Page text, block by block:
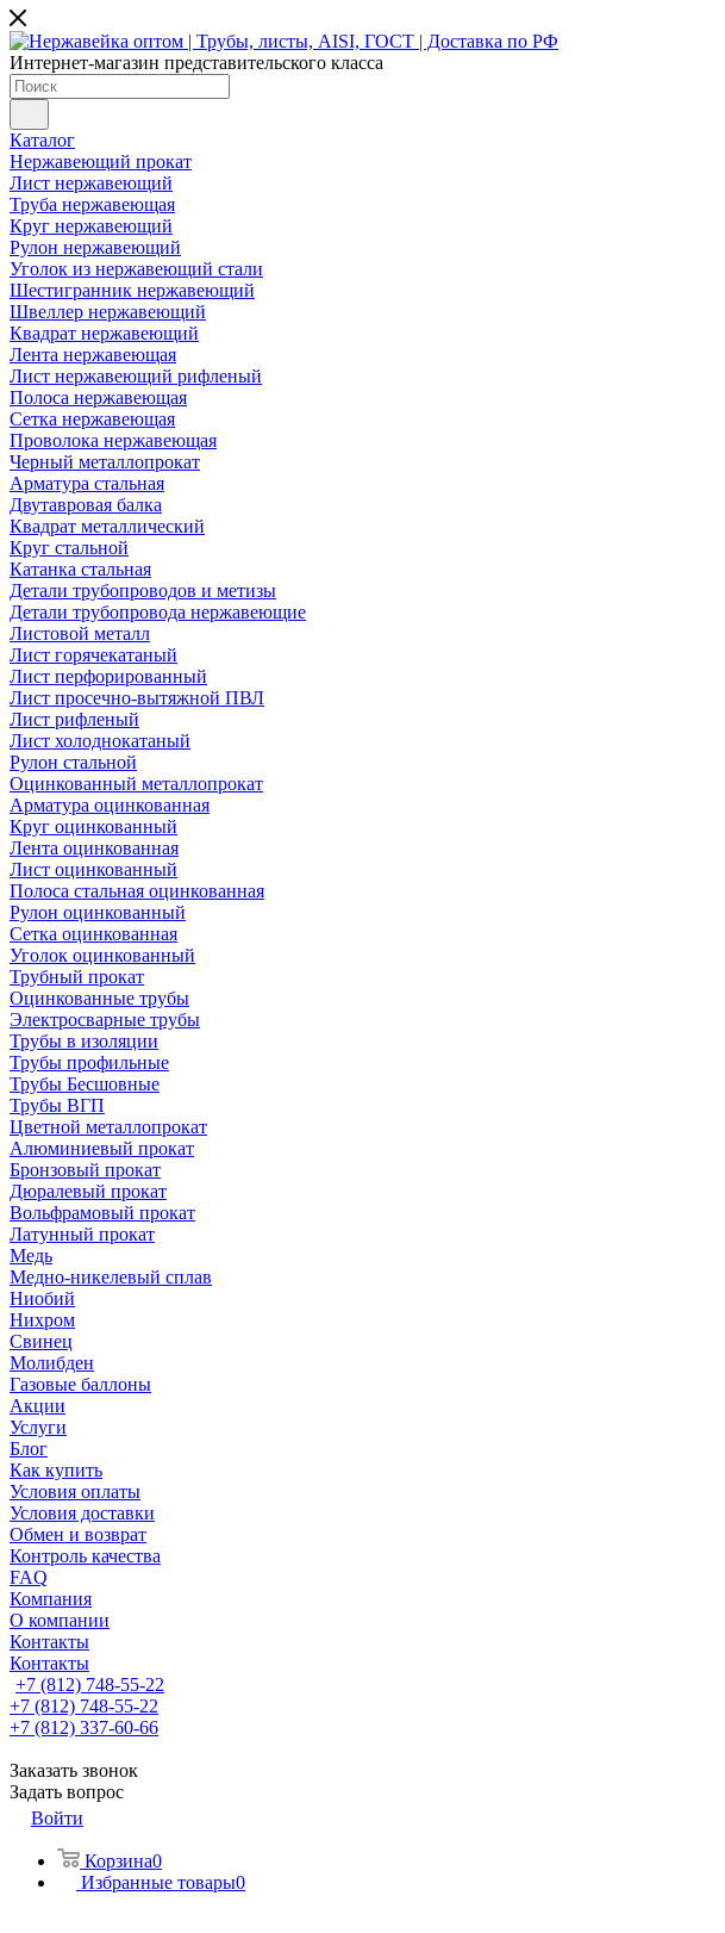
Интернет-магазин представительского класса
Каталог
Нержавеющий прокат
Лист нержавеющий
Труба нержавеющая
Круг нержавеющий
Рулон нержавеющий
Уголок из нержавеющий стали
Шестигранник нержавеющий
Швеллер нержавеющий
Квадрат нержавеющий
Лента нержавеющая
Лист нержавеющий рифленый
Полоса нержавеющая
Сетка нержавеющая
Проволока нержавеющая
Черный металлопрокат
Арматура стальная
Двутавровая балка
Квадрат металлический
Круг стальной
Катанка стальная
Детали трубопроводов и метизы
Детали трубопровода нержавеющие
Листовой металл
Лист горячекатаный
Лист перфорированный
Лист просечно-вытяжной ПВЛ
Лист рифленый
Лист холоднокатаный
Рулон стальной
Оцинкованный металлопрокат
Арматура оцинкованная
Круг оцинкованный
Лента оцинкованная
Лист оцинкованный
Полоса стальная оцинкованная
Рулон оцинкованный
Сетка оцинкованная
Уголок оцинкованный
Трубный прокат
Оцинкованные трубы
Электросварные трубы
Трубы в изоляции
Трубы профильные
Трубы Бесшовные
Трубы ВГП
Цветной металлопрокат
Алюминиевый прокат
Бронзовый прокат
Дюралевый прокат
Вольфрамовый прокат
Латунный прокат
Медь
Медно-никелевый сплав
Ниобий
Нихром
Свинец
Молибден
Газовые баллоны
Акции
Услуги
Блог
Как купить
Условия оплаты
Условия доставки
Обмен и возврат
Контроль качества
FAQ
Компания
О компании
Контакты
Контакты
+7 (812) 748-55-22
+7 (812) 748-55-22
+7 (812) 337-60-66
Заказать звонок
Задать вопрос
Войти
Корзина0
Избранные товары0